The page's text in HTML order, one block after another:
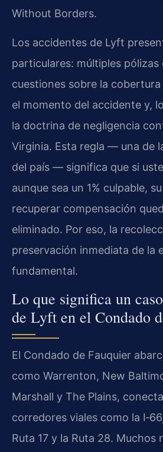
Without Borders.
Los accidentes de Lyft
particulares: múltiples pólizas
cuestiones sobre la
el momento del accidente y,
la doctrina de negligencia
Virginia. Esta regla — una de
del país — significa que si
aunque sea un 1% culpable,
recuperar compensación
eliminado. Por eso, la
preservación inmediata de la
fundamental.
Lo que significa un
de Lyft en el Condado
El Condado de Fauquier
como Warrenton, New
Marshall y The Plains,
corredores viales como la
Ruta 17 y la Ruta 28. Muchos